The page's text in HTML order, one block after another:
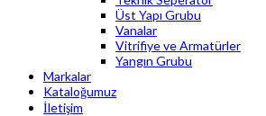
Üst Yapı Grubu
Vanalar
Vitrifiye ve Armatürler
Yangın Grubu
Markalar
Kataloğumuz
İletişim